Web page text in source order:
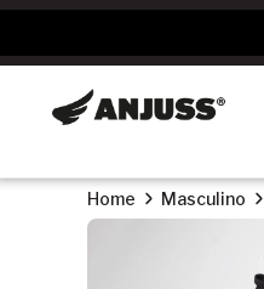
Home Masculino